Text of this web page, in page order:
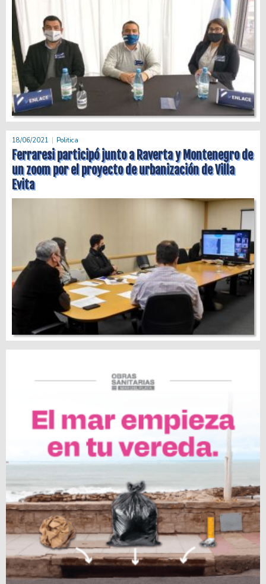
18/06/2021 Politica
Ferraresi participó junto a Raverta y Montenegro de
un zoom por el proyecto de urbanización de Villa
Evita